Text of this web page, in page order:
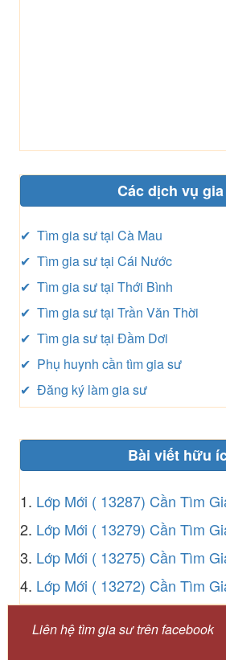
Các dịch vụ
✔ Tìm gia sư tại Cà Mau
✔ Tìm gia sư tại Cái Nước
✔ Tìm gia sư tại Thới Bình
✔ Tìm gia sư tại Trần Văn Thời
✔ Tìm gia sư tại Đầm Dơi
✔ Phụ huynh cần tìm gia sư
✔ Đăng ký làm gia sư
Bài viết hữu
1. Lớp Mới ( 13287) Cần Tìm
2. Lớp Mới ( 13279) Cần Tìm
3. Lớp Mới ( 13275) Cần Tìm
4. Lớp Mới ( 13272) Cần Tìm
Liên hệ tìm gia sư trên facebook